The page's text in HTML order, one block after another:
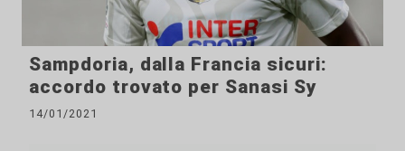
Sampdoria, dalla Francia sicuri:
accordo trovato per Sanasi Sy
14/01/2021